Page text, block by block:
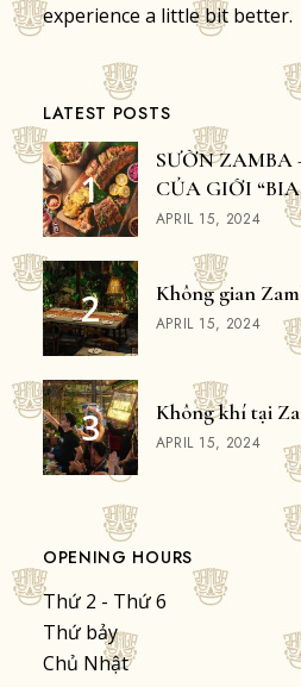
experience a little bit better.
LATEST POSTS
SƯỜN
CỦA GIỚI
APRIL 15, 2024
Không gian
APRIL 15, 2024
Không khí tại
APRIL 15, 2024
OPENING HOURS
Thứ 2 - Thứ 6
Thứ bảy
Chủ Nhật